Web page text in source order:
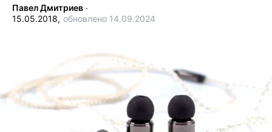
Павел Дмитриев ∙
15.05.2018, обновлено 14.09.2024